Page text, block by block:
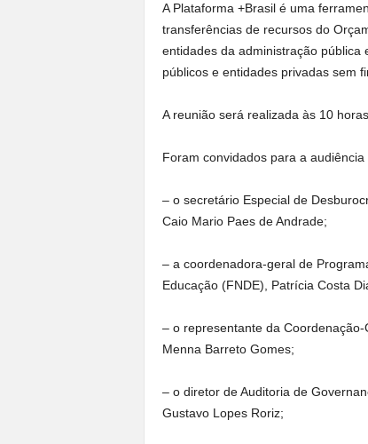
A Plataforma +Brasil é uma
transferências de recursos do
entidades da administração pública
públicos e entidades privadas sem
A reunião será realizada às 10
Foram convidados para a audiência
– o secretário Especial de
Caio Mario Paes de Andrade;
– a coordenadora-geral de
Educação (FNDE), Patrícia Costa
– o representante da
Menna Barreto Gomes;
– o diretor de Auditoria de
Gustavo Lopes Roriz;